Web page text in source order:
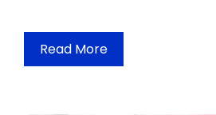
Read More